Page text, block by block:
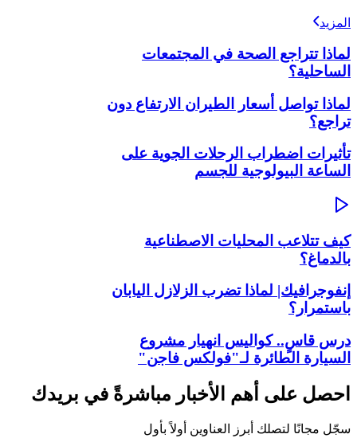
المزيد
لماذا تتراجع الصحة في المجتمعات
الساحلية؟
لماذا تواصل أسعار الطيران الارتفاع دون
تراجع؟
تأثيرات اضطراب الرحلات الجوية على
الساعة البيولوجية للجسم
كيف تتلاعب المحليات الاصطناعية
بالدماغ؟
إنفوجرافيك| لماذا تضرب الزلازل اليابان
باستمرار؟
درس قاسٍ.. كواليس انهيار مشروع
السيارة الطائرة لـ"فولكس فاجن"
احصل على أهم الأخبار مباشرةً في بريدك
سجّل مجانًا لتصلك أبرز العناوين أولاً بأول